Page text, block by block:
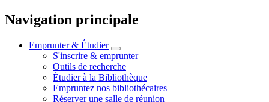
Navigation principale
Emprunter & Étudier
S'inscrire & emprunter
Outils de recherche
Étudier à la Bibliothèque
Empruntez nos bibliothécaires
Réserver une salle de réunion